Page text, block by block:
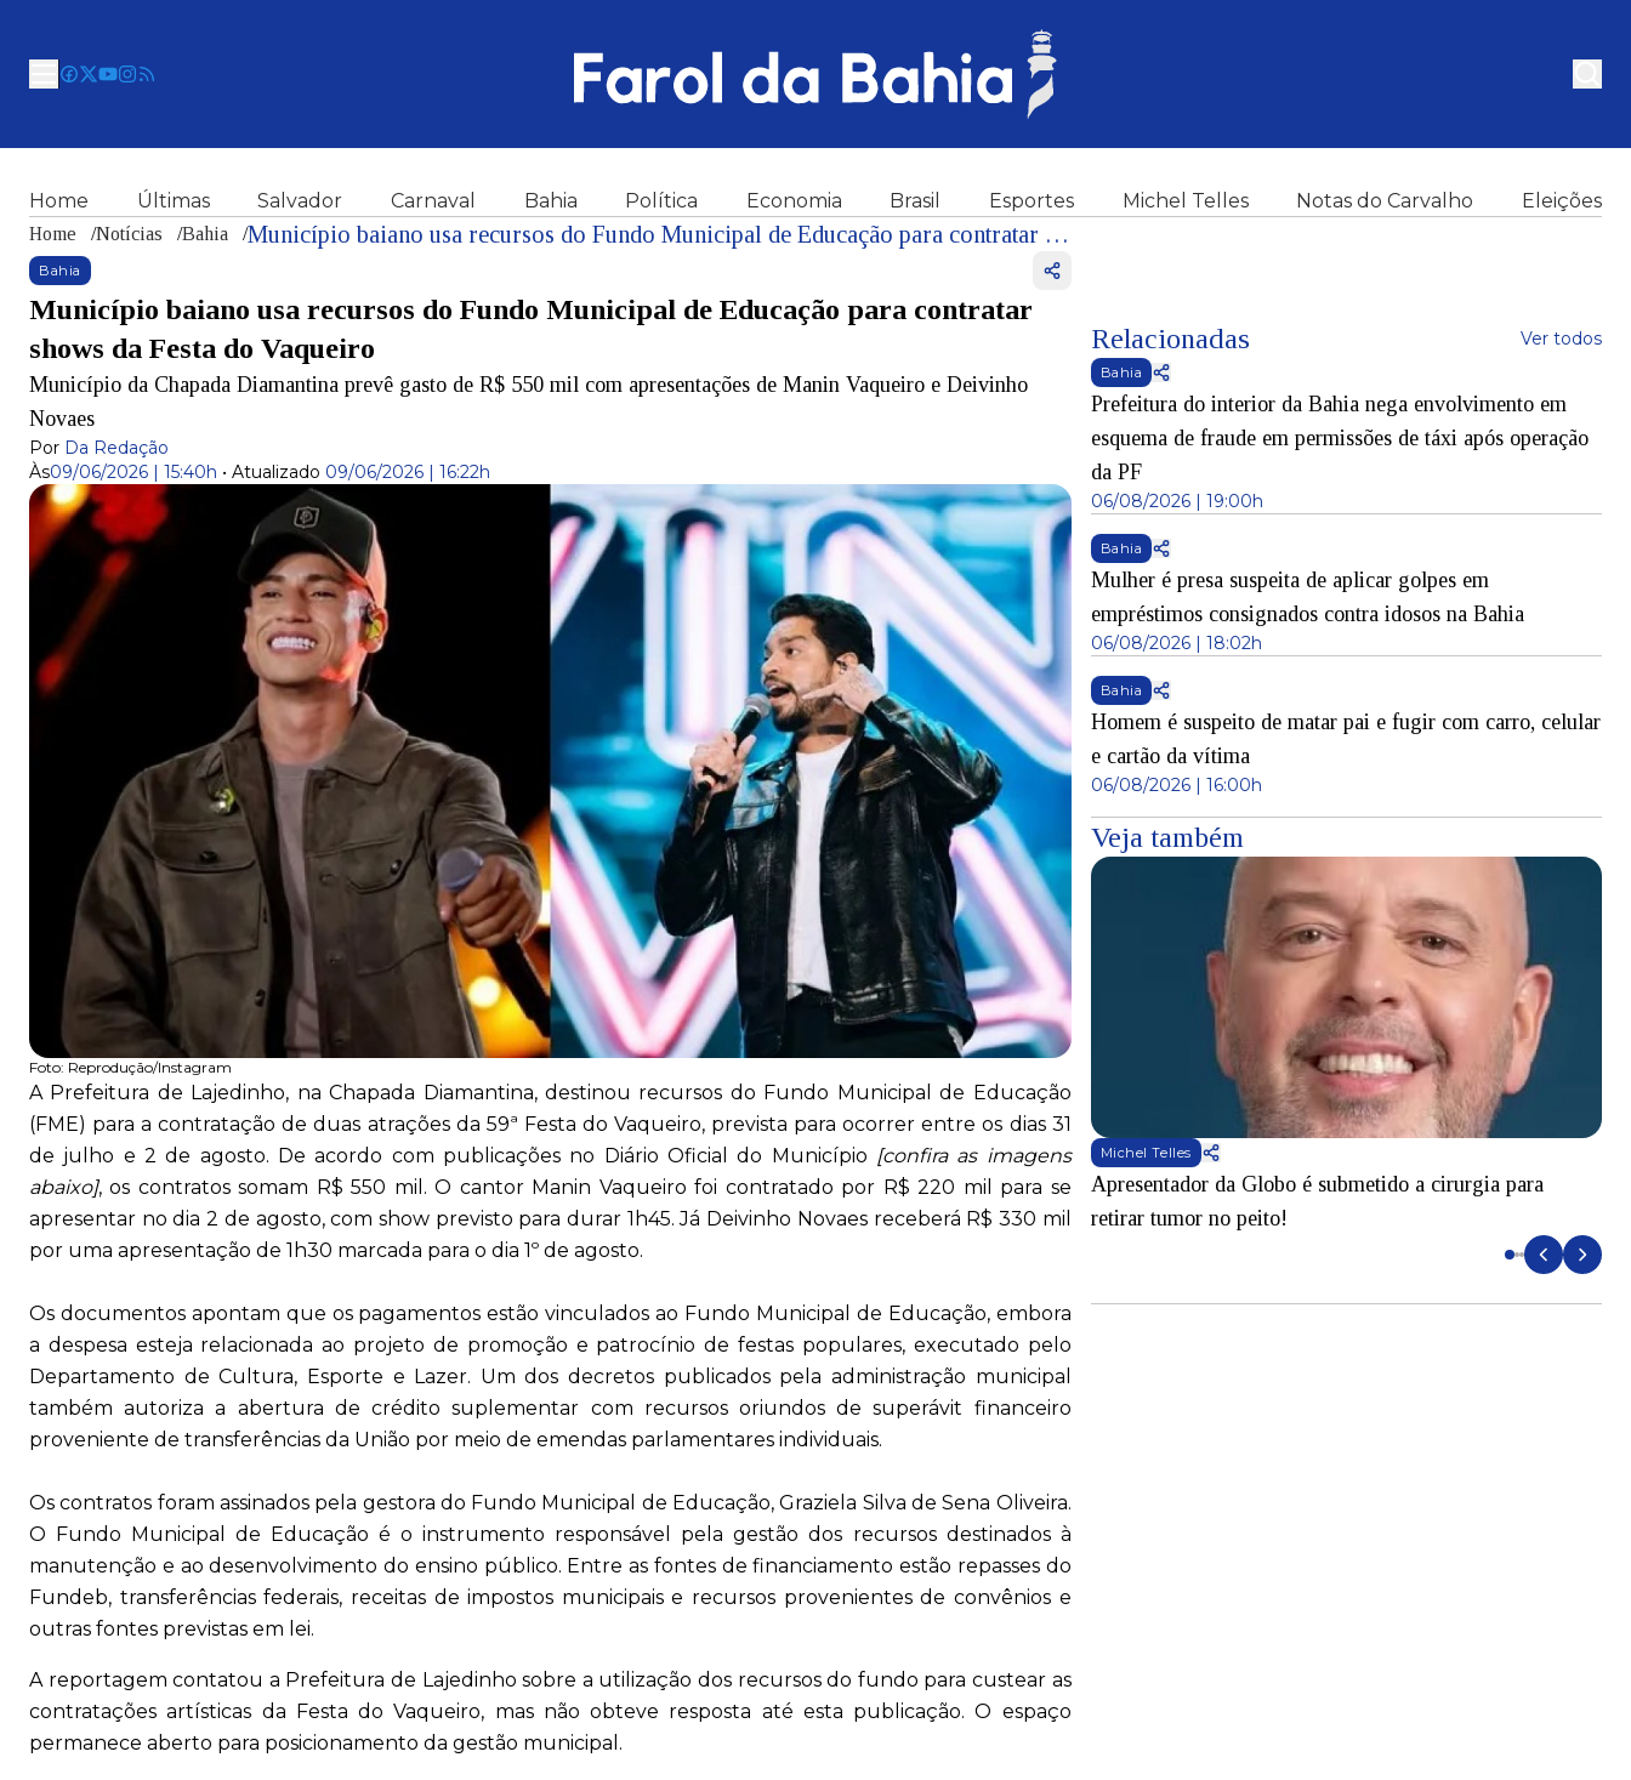
Home Últimas Salvador Carnaval Bahia Política Economia Brasil Esportes Michel Telles Notas do Carvalho Eleições
Home /Notícias /Bahia / Município baiano usa recursos do Fundo Municipal de Educação para contratar shows da Festa do Vaqueiro
Bahia
Município baiano usa recursos do Fundo Municipal de Educação para contratar
shows da Festa do Vaqueiro
Município da Chapada Diamantina prevê gasto de R$ 550 mil com apresentações de Manin Vaqueiro e Deivinho
Novaes
Por Da Redação
Às09/06/2026 | 15:40h • Atualizado 09/06/2026 | 16:22h
Foto: Reprodução/Instagram
A Prefeitura de Lajedinho, na Chapada Diamantina, destinou recursos do Fundo Municipal de Educação
(FME) para a contratação de duas atrações da 59ª Festa do Vaqueiro, prevista para ocorrer entre os dias 31
de julho e 2 de agosto. De acordo com publicações no Diário Oficial do Município [confira as imagens
abaixo], os contratos somam R$ 550 mil. O cantor Manin Vaqueiro foi contratado por R$ 220 mil para se
apresentar no dia 2 de agosto, com show previsto para durar 1h45. Já Deivinho Novaes receberá R$ 330 mil
por uma apresentação de 1h30 marcada para o dia 1º de agosto.
Os documentos apontam que os pagamentos estão vinculados ao Fundo Municipal de Educação, embora
a despesa esteja relacionada ao projeto de promoção e patrocínio de festas populares, executado pelo
Departamento de Cultura, Esporte e Lazer. Um dos decretos publicados pela administração municipal
também autoriza a abertura de crédito suplementar com recursos oriundos de superávit financeiro
proveniente de transferências da União por meio de emendas parlamentares individuais.
Os contratos foram assinados pela gestora do Fundo Municipal de Educação, Graziela Silva de Sena Oliveira.
O Fundo Municipal de Educação é o instrumento responsável pela gestão dos recursos destinados à
manutenção e ao desenvolvimento do ensino público. Entre as fontes de financiamento estão repasses do
Fundeb, transferências federais, receitas de impostos municipais e recursos provenientes de convênios e
outras fontes previstas em lei.
A reportagem contatou a Prefeitura de Lajedinho sobre a utilização dos recursos do fundo para custear as
contratações artísticas da Festa do Vaqueiro, mas não obteve resposta até esta publicação. O espaço
permanece aberto para posicionamento da gestão municipal.
Relacionadas Ver todos
Bahia
Prefeitura do interior da Bahia nega envolvimento em
esquema de fraude em permissões de táxi após operação
da PF
06/08/2026 | 19:00h
Bahia
Mulher é presa suspeita de aplicar golpes em
empréstimos consignados contra idosos na Bahia
06/08/2026 | 18:02h
Bahia
Homem é suspeito de matar pai e fugir com carro, celular
e cartão da vítima
06/08/2026 | 16:00h
Veja também
Michel Telles
Apresentador da Globo é submetido a cirurgia para
retirar tumor no peito!